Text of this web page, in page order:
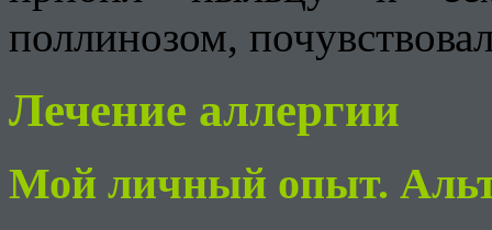
поллинозом,
Лечение аллергии
Мой личный опыт.